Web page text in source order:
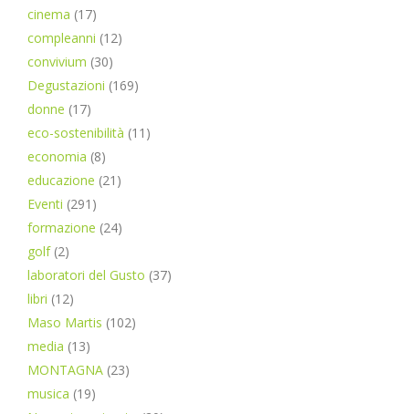
cinema (17)
compleanni (12)
convivium (30)
Degustazioni (169)
donne (17)
eco-sostenibilità (11)
economia (8)
educazione (21)
Eventi (291)
formazione (24)
golf(2)
laboratori del Gusto (37)
libri (12)
Maso Martis (102)
media (13)
MONTAGNA (23)
musica (19)